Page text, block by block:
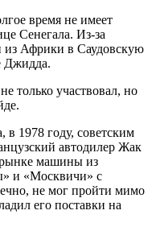
время не имеет
Сенегала. Из-за
из Африки в Саудовскую
Джидда.
только участвовал, но
в 1978 году, советским
автодилер Жак
машины из
и «Москвичи» с
не мог пройти мимо
его поставки на